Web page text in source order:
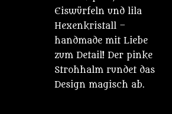
Eiswürfeln und lila
Hexenkristall –
handmade mit Liebe
zum Detail! Der pinke
Strohhalm rundet das
Design magisch ab.